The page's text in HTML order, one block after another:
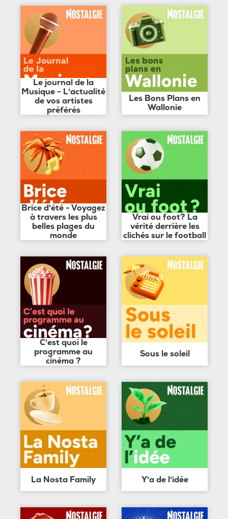
Le journal de la
Musique - L'actualité
de vos artistes
préférés
Les Bons Plans en
Wallonie
Brice d'été - Voyagez
à travers les plus
belles plages du
monde
Vrai ou foot? La
vérité derrière les
clichés sur le football
C'est quoi le
programme au
cinéma ?
Sous le soleil
La Nosta Family Y'a de l'idée